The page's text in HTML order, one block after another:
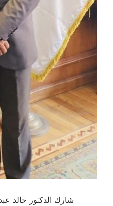
شارك الدكتور خالد